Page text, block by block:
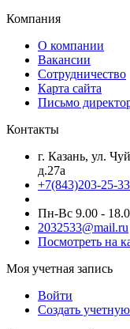
Компания
О компании
Вакансии
Сотрудничество
Карта сайта
Письмо
Контакты
г. Казань, ул.
д.27а
+7(843)203-25-33
Пн-Вс 9.00 -
2032533@mail.ru
Посмотреть на
Моя учетная запись
Войти
Создать